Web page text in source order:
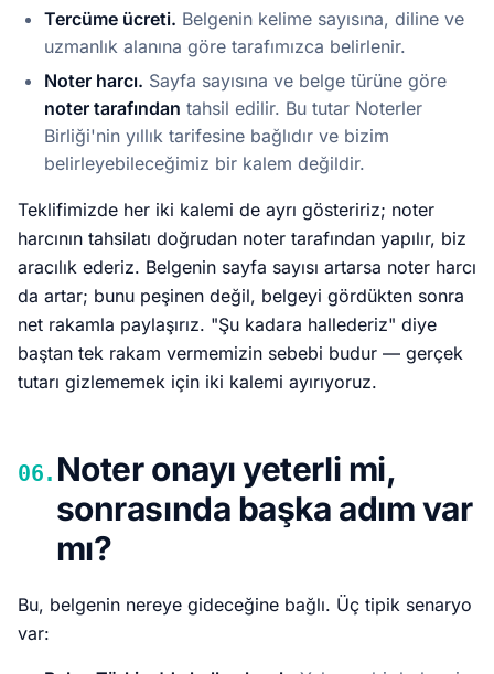
Tercüme ücreti. Belgenin kelime sayısına, diline ve
uzmanlık alanına göre tarafımızca belirlenir.
Noter harcı. Sayfa sayısına ve belge türüne göre
noter tarafından tahsil edilir. Bu tutar Noterler
Birliği'nin yıllık tarifesine bağlıdır ve bizim
belirleyebileceğimiz bir kalem değildir.
Teklifimizde her iki kalemi de ayrı gösteririz; noter
harcının tahsilatı doğrudan noter tarafından yapılır, biz
aracılık ederiz. Belgenin sayfa sayısı artarsa noter harcı
da artar; bunu peşinen değil, belgeyi gördükten sonra
net rakamla paylaşırız. "Şu kadara hallederiz" diye
baştan tek rakam vermemizin sebebi budur — gerçek
tutarı gizlememek için iki kalemi ayırıyoruz.
06. Noter onayı yeterli mi,
sonrasında başka adım var
mı?
Bu, belgenin nereye gideceğine bağlı. Üç tipik senaryo
var: